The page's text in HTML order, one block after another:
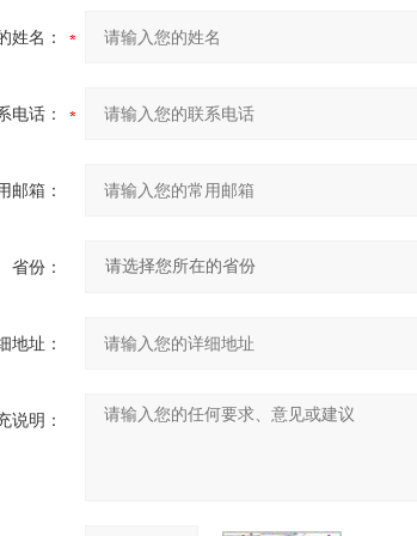
姓名：
电话：
邮箱：
省份：
地址：
说明：